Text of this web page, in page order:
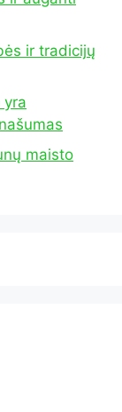
ir tradicijų
maisto